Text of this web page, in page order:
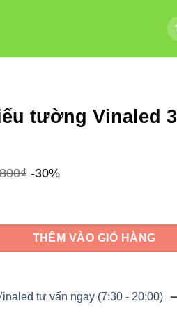
Tìm
tường Vinaled
₫ -30%
36W V1WWA-36 số lượng
THÊM VÀO GIỎ HÀNG
tư vấn ngay (7:30 - 20:00)